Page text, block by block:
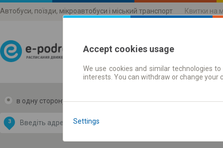
Автобуси, поїзди, мікроавтобуси і міський транспорт Квитки на
Розклади руху
в одну сторону в дві сторони
З
by
OpenStreetMap
Accept cookies usage
We use cookies and similar technologies
interests. You can withdraw or change
Settings